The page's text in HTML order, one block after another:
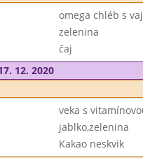
omega chléb s
zelenina
čaj
12. 2020
veka s
jablko,zelenina
Kakao neskvik